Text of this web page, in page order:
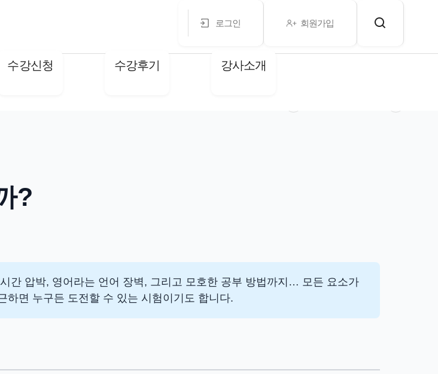
로그인 회원가입
수강신청 수강후기 강사소개
?
간 압박, 영어라는 언어 장벽, 그리고 모호한 공부 방법까지… 모든 요소가
하면 누구든 도전할 수 있는 시험이기도 합니다.